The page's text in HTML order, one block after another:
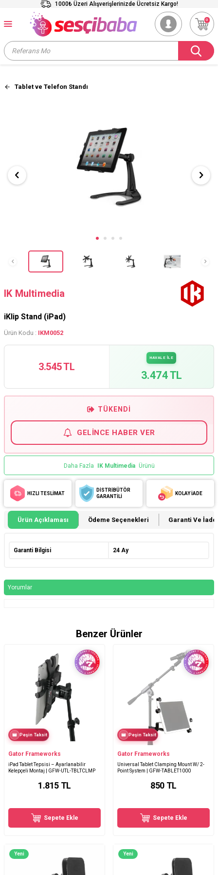
1000₺ Üzeri Alışverişlerinizde Ücretsiz Kargo!
0
Tablet ve Telefon Standı
IK Multimedia
iKlip Stand (iPad)
Ürün Kodu : IKM0052
3.545 TL
HAVALE İLE
3.474 TL
TÜKENDI
GELINCE HABER VER
Daha Fazla IK Multimedia Ürünü
HIZLI TESLİMAT
DİSTRİBÜTÖR
GARANTİLİ
KOLAY İADE
Ürün Açıklaması Ödeme Seçenekleri Garanti Ve İade
Garanti Bilgisi 24 Ay
Yorumlar
Benzer Ürünler
Peşin Taksit
Gator Frameworks
iPad Tablet Tepsisi – Ayarlanabilir
Kelepçeli Montaj | GFW-UTL-TBLTCLMP
1.815 TL
Sepete Ekle
Peşin Taksit
Gator Frameworks
Universal Tablet Clamping Mount W/ 2-
Point System | GFW-TABLET1000
850 TL
Sepete Ekle
Yeni Yeni